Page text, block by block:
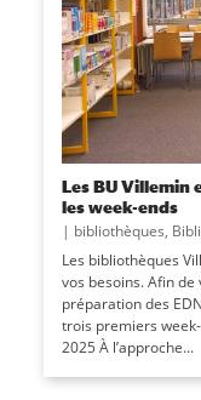
Les BU Villemin
les week-ends
| bibliothèques,
Les bibliothèques
vos besoins. Afin
préparation des
trois premiers
2025 À l’approche...